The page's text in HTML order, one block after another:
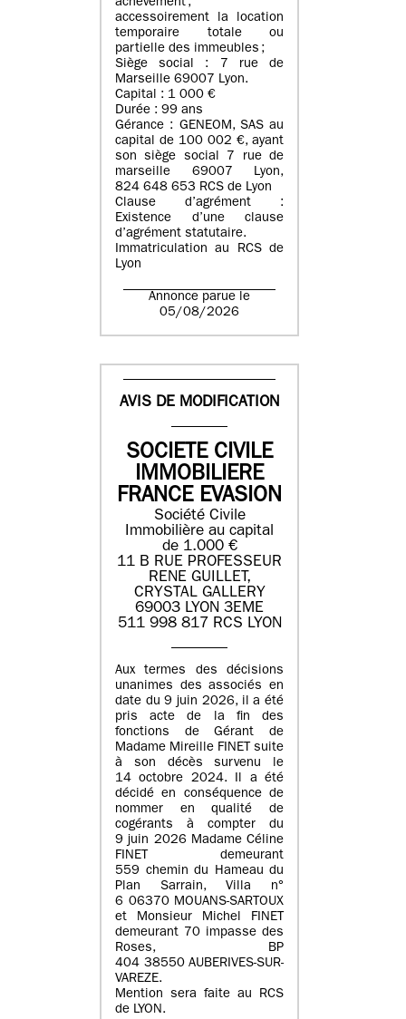
achèvement ;
accessoirement la location
temporaire totale ou
partielle des immeubles ;
Siège social : 7 rue de
Marseille 69007 Lyon.
Capital : 1 000 €
Durée : 99 ans
Gérance : GENEOM, SAS au
capital de 100 002 €, ayant
son siège social 7 rue de
marseille 69007 Lyon,
824 648 653 RCS de Lyon
Clause d’agrément :
Existence d’une clause
d’agrément statutaire.
Immatriculation au RCS de
Lyon
Annonce parue le
05/08/2026
AVIS DE MODIFICATION
SOCIETE CIVILE
IMMOBILIERE
FRANCE EVASION
Société Civile
Immobilière au capital
de 1.000 €
11 B RUE PROFESSEUR
RENE GUILLET,
CRYSTAL GALLERY
69003 LYON 3EME
511 998 817 RCS LYON
Aux termes des décisions
unanimes des associés en
date du 9 juin 2026, il a été
pris acte de la fin des
fonctions de Gérant de
Madame Mireille FINET suite
à son décès survenu le
14 octobre 2024. Il a été
décidé en conséquence de
nommer en qualité de
cogérants à compter du
9 juin 2026 Madame Céline
FINET demeurant
559 chemin du Hameau du
Plan Sarrain, Villa n°
6 06370 MOUANS-SARTOUX
et Monsieur Michel FINET
demeurant 70 impasse des
Roses, BP
404 38550 AUBERIVES-SUR-
VAREZE.
Mention sera faite au RCS
de LYON.